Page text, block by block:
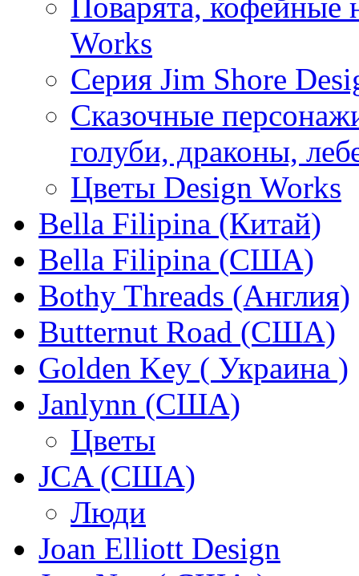
Поварята, кофейные
Works
Серия Jim Shore
Сказочные
голуби, драконы,
Цветы Design Works
Bella Filipina (Китай)
Bella Filipina (США)
Bothy Threads (Англия)
Butternut Road (США)
Golden Key ( Украина )
Janlynn (США)
Цветы
JCA (США)
Люди
Joan Elliott Design